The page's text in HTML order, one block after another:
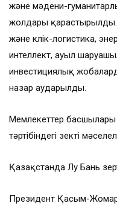
және мәдени-
жолдары қарастырылды.
және көлік-логистика,
интеллект, ауыл
инвестициялық
назар аударылды.
Мемлекеттер басшылары
тәртібіндегі өзекті
Қазақстанда Лу Бань
Президент Қасым-